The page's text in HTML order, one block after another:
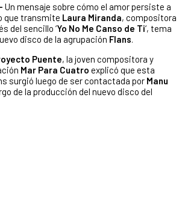
Un mensaje sobre cómo el amor persiste a
que transmite Laura Miranda, compositora
del sencillo ‘Yo No Me Canso de Ti‘, tema
disco de la agrupación Flans.
Puente, la joven compositora y
Mar Para Cuatro explicó que esta
surgió luego de ser contactada por Manu
de la producción del nuevo disco del